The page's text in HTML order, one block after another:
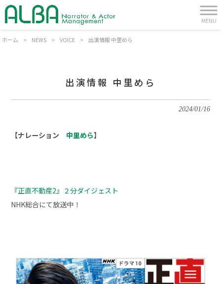
MENU
ホーム > NEWS > VOICE > 出演情報 中里めら
出演情報 中里めら
2024/01/16
【ナレーション 中里めら】
『正直不動産2』２分ダイジェスト
NHK総合にて放送中！